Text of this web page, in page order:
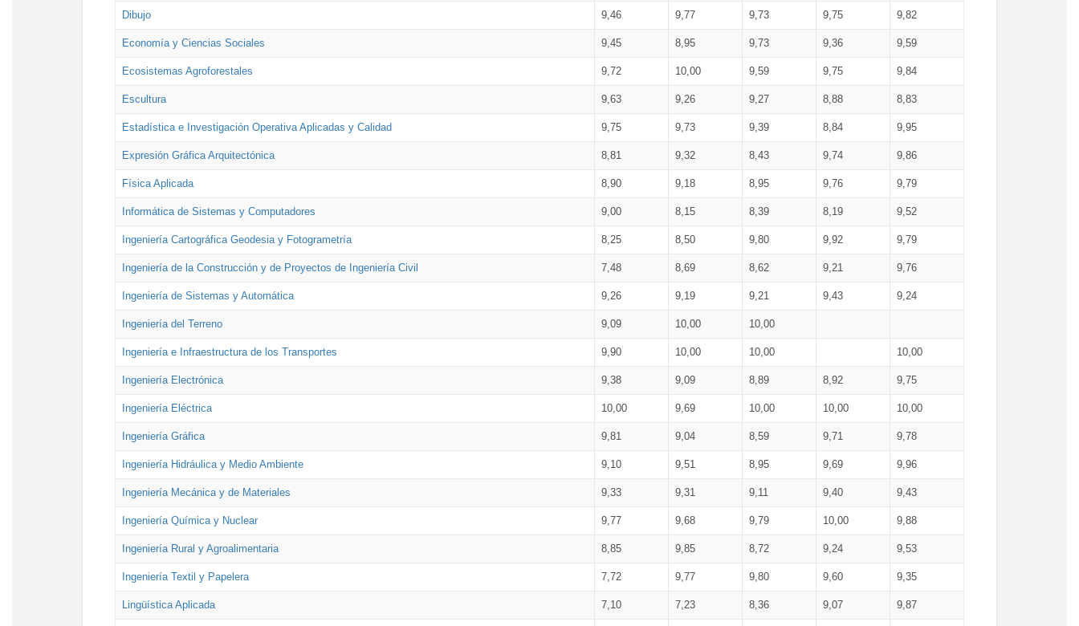
Dibujo 9,46 9,77 9,73 9,75 9,82
Economía y Ciencias Sociales 9,45 8,95 9,73 9,36 9,59
Ecosistemas Agroforestales 9,72 10,00 9,59 9,75 9,84
Escultura 9,63 9,26 9,27 8,88 8,83
Estadística e Investigación Operativa Aplicadas y Calidad 9,75 9,73 9,39 8,84 9,95
Expresión Gráfica Arquitectónica 8,81 9,32 8,43 9,74 9,86
Física Aplicada 8,90 9,18 8,95 9,76 9,79
Informática de Sistemas y Computadores 9,00 8,15 8,39 8,19 9,52
Ingeniería Cartográfica Geodesia y Fotogrametría 8,25 8,50 9,80 9,92 9,79
Ingeniería de la Construcción y de Proyectos de Ingeniería Civil 7,48 8,69 8,62 9,21 9,76
Ingeniería de Sistemas y Automática 9,26 9,19 9,21 9,43 9,24
Ingeniería del Terreno 9,09 10,00 10,00
Ingeniería e Infraestructura de los Transportes 9,90 10,00 10,00 10,00
Ingeniería Electrónica 9,38 9,09 8,89 8,92 9,75
Ingeniería Eléctrica 10,00 9,69 10,00 10,00 10,00
Ingeniería Gráfica 9,81 9,04 8,59 9,71 9,78
Ingeniería Hidráulica y Medio Ambiente 9,10 9,51 8,95 9,69 9,96
Ingeniería Mecánica y de Materiales 9,33 9,31 9,11 9,40 9,43
Ingeniería Química y Nuclear 9,77 9,68 9,79 10,00 9,88
Ingeniería Rural y Agroalimentaria 8,85 9,85 8,72 9,24 9,53
Ingeniería Textil y Papelera 7,72 9,77 9,80 9,60 9,35
Lingüística Aplicada 7,10 7,23 8,36 9,07 9,87